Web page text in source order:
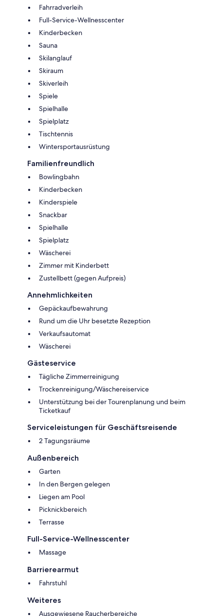
Fahrradverleih
Full-Service-Wellnesscenter
Kinderbecken
Sauna
Skilanglauf
Skiraum
Skiverleih
Spiele
Spielhalle
Spielplatz
Tischtennis
Wintersportausrüstung
Familienfreundlich
Bowlingbahn
Kinderbecken
Kinderspiele
Snackbar
Spielhalle
Spielplatz
Wäscherei
Zimmer mit Kinderbett
Zustellbett (gegen Aufpreis)
Annehmlichkeiten
Gepäckaufbewahrung
Rund um die Uhr besetzte Rezeption
Verkaufsautomat
Wäscherei
Gästeservice
Tägliche Zimmerreinigung
Trockenreinigung/Wäschereiservice
Unterstützung bei der Tourenplanung und beim
Ticketkauf
Serviceleistungen für Geschäftsreisende
2 Tagungsräume
Außenbereich
Garten
In den Bergen gelegen
Liegen am Pool
Picknickbereich
Terrasse
Full-Service-Wellnesscenter
Massage
Barrierearmut
Fahrstuhl
Weiteres
Ausgewiesene Raucherbereiche